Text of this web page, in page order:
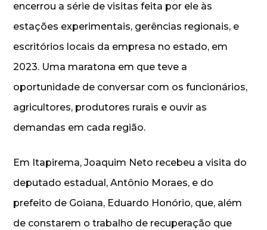
encerrou a série de visitas feita por ele às
estações experimentais, gerências regionais, e
escritórios locais da empresa no estado, em
2023. Uma maratona em que teve a
oportunidade de conversar com os funcionários,
agricultores, produtores rurais e ouvir as
demandas em cada região.
Em Itapirema, Joaquim Neto recebeu a visita do
deputado estadual, Antônio Moraes, e do
prefeito de Goiana, Eduardo Honório, que, além
de constarem o trabalho de recuperação que